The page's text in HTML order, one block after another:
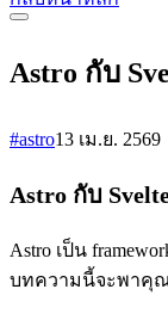
Astro กับ
#astro13 เม.ย. 2569
Astro กับ
Astro เป็น
บทความนี้จะพาคุณเ